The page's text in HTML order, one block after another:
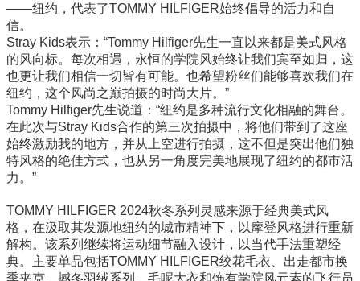
——纽约，代表了TOMMY HILFIGER始终倡导的活力和自
信。
Stray Kids表示：“Tommy Hilfiger先生一直以来都是美式风格
的风向标。每次相遇，永恒的学院风始终让我们宾至如归，这
也更让我们相信一切皆有可能。也希望粉丝们能够喜欢我们在
纽约，这个风尚之巅拍摄的时尚大片。”
Tommy Hilfiger先生说道：“纽约是多种流行文化相融的舞台。
在此次与Stray Kids合作的第三次拍摄中，将他们带到了这座
始终激励我的地方，并从上空进行拍摄，这不但是突出他们独
特风格的绝佳方式，也从另一角度完美地展现了纽约的都市活
力。”
TOMMY HILFIGER 2024秋冬系列灵感来源于经典美式风
格，在汲取其发源地纽约的城市精神下，以摩登风格进行重新
解构。该系列继续将运动细节融入设计，以当代手法重塑经
典。主要单品包括TOMMY HILFIGER绞花毛衣、出走都市换
季夹克、撼冬羽绒系列、毛呢大衣和饰有学院风元素的飞行员